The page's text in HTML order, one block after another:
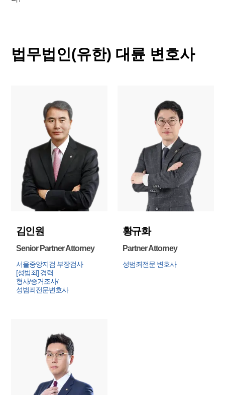
법무법인(유한) 대륜 변호사
김인원
Senior Partner Attorney
서울중앙지검 부장검사
[성범죄] 경력
형사/증거조사/
성범죄전문변호사
황규화
Partner Attorney
성범죄전문 변호사